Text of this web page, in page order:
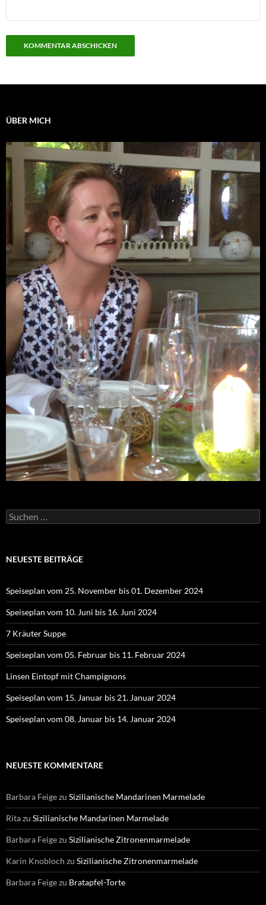
ÜBER MICH
Suchen
nach:
NEUESTE BEITRÄGE
Speiseplan vom 25. November bis 01. Dezember 2024
Speiseplan vom 10. Juni bis 16. Juni 2024
7 Kräuter Suppe
Speiseplan vom 05. Februar bis 11. Februar 2024
Linsen Eintopf mit Champignons
Speiseplan vom 15. Januar bis 21. Januar 2024
Speiseplan vom 08. Januar bis 14. Januar 2024
NEUESTE KOMMENTARE
Barbara Feigezu Sizilianische Mandarinen Marmelade
Ritazu Sizilianische Mandarinen Marmelade
Barbara Feigezu Sizilianische Zitronenmarmelade
Karin Knobloch zu Sizilianische Zitronenmarmelade
Barbara Feigezu Bratapfel-Torte